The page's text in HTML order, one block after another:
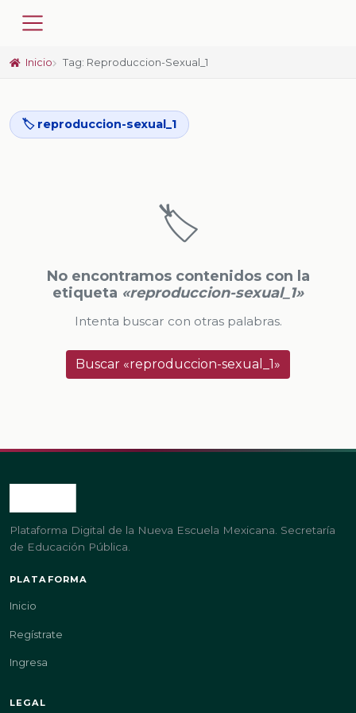
Inicio Tag: Reproduccion-Sexual_1
🏷️ reproduccion-sexual_1
🏷️
No encontramos contenidos con la
etiqueta «reproduccion-sexual_1»
Intenta buscar con otras palabras.
Buscar «reproduccion-sexual_1»
Plataforma Digital de la Nueva Escuela Mexicana. Secretaría
de Educación Pública.
PLATAFORMA
Inicio
Regístrate
Ingresa
LEGAL